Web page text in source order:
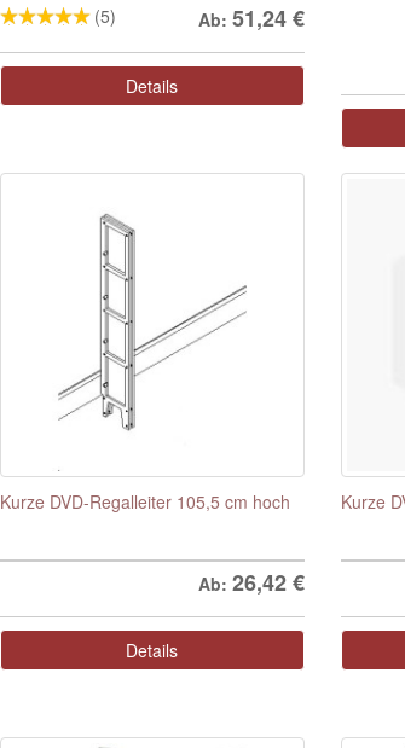
(5) Ab: 51,24€
Details
Kurze DVD-Regalleiter 105,5 cm hoch
Ab: 26,42€
Details
Kurze